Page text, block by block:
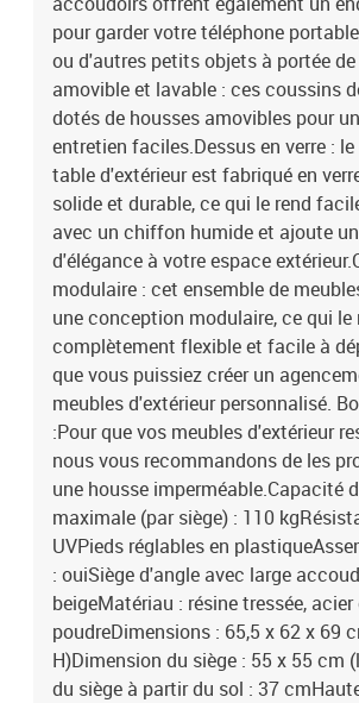
pour garder votre téléphone
ou d'autres petits objets à portée
amovible et lavable : ces coussins
dotés de housses amovibles pour
entretien faciles.Dessus en verre :
table d'extérieur est fabriqué en
solide et durable, ce qui le rend
avec un chiffon humide et ajoute
d'élégance à votre espace
modulaire : cet ensemble de
une conception modulaire, ce qui le
complètement flexible et facile à
que vous puissiez créer un
meubles d'extérieur personnalisé.
:Pour que vos meubles d'extérieur
nous vous recommandons de les
une housse imperméable.Capacité
maximale (par siège) : 110
UVPieds réglables en
: ouiSiège d'angle avec large
beigeMatériau : résine tressée,
poudreDimensions : 65,5 x 62 x 69
H)Dimension du siège : 55 x 55 cm
du siège à partir du sol : 37